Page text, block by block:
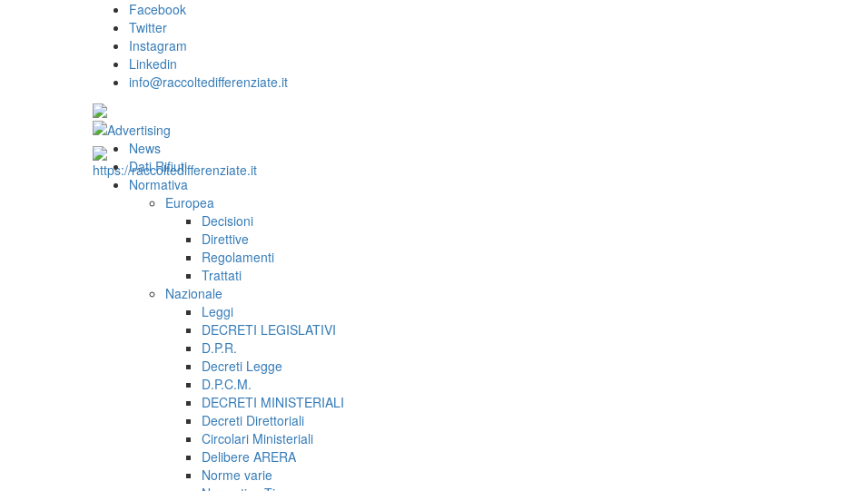
Facebook
Twitter
Instagram
Linkedin
info@raccoltedifferenziate.it
News
Dati Rifiuti
Normativa
Europea
Decisioni
Direttive
Regolamenti
Trattati
Nazionale
Leggi
DECRETI LEGISLATIVI
D.P.R.
Decreti Legge
D.P.C.M.
DECRETI MINISTERIALI
Decreti Direttoriali
Circolari Ministeriali
Delibere ARERA
Norme varie